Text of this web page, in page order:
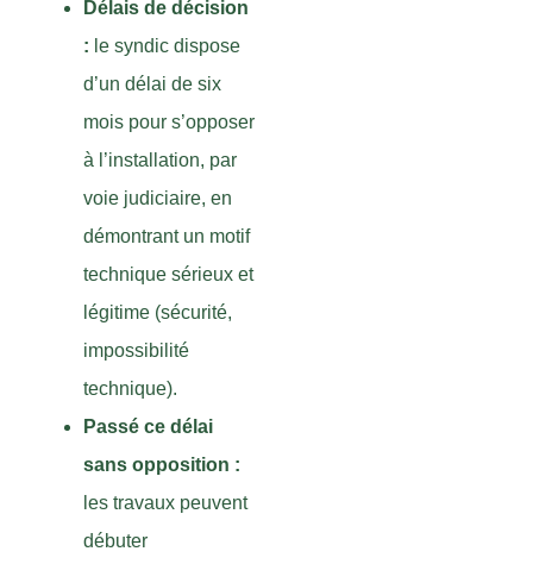
Délais de décision
: le syndic dispose
d’un délai de six
mois pour s’opposer
à l’installation, par
voie judiciaire, en
démontrant un motif
technique sérieux et
légitime (sécurité,
impossibilité
technique).
Passé ce délai
sans opposition :
les travaux peuvent
débuter